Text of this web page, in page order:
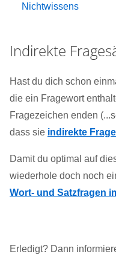
Nichtwissens
Indirekte
Hast du dich schon
die ein Fragewort
Fragezeichen enden
dass sie indirekte
Damit du optimal auf
wiederhole doch noch
Wort- und Satzfragen
Erledigt? Dann